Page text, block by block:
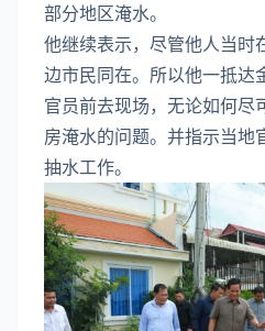
部分地区淹水。
他继续表示，尽管他人当时
边市民同在。所以他一抵达
官员前去现场，无论如何尽
房淹水的问题。并指示当地
抽水工作。